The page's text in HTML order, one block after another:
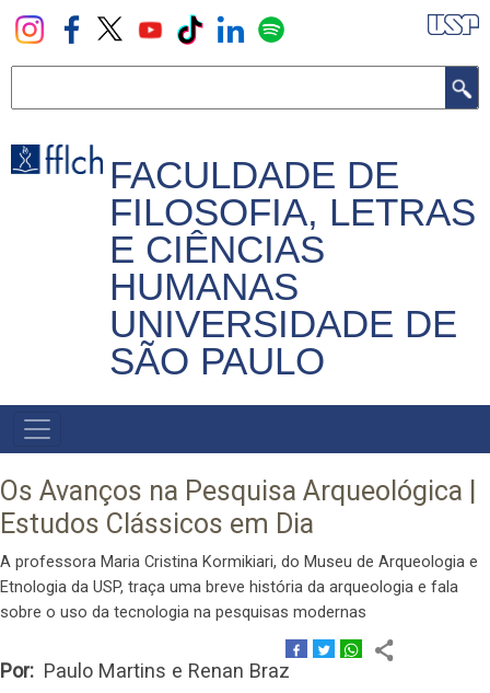
Pular
para
principal
FACULDADE DE
FILOSOFIA, LETRAS
E CIÊNCIAS
HUMANAS
UNIVERSIDADE DE
SÃO PAULO
NAVEGADOR
PRINCIPAL
Os Avanços na Pesquisa Arqueológica |
Estudos Clássicos em Dia
A professora Maria Cristina Kormikiari, do Museu de Arqueologia e
Etnologia da USP, traça uma breve história da arqueologia e fala
sobre o uso da tecnologia na pesquisas modernas
Por
Paulo Martins e Renan Braz